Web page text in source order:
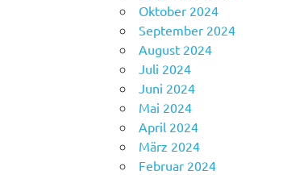
Oktober 2024
September 2024
August 2024
Juli 2024
Juni 2024
Mai 2024
April 2024
März 2024
Februar 2024